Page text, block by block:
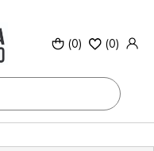
(0) (0)